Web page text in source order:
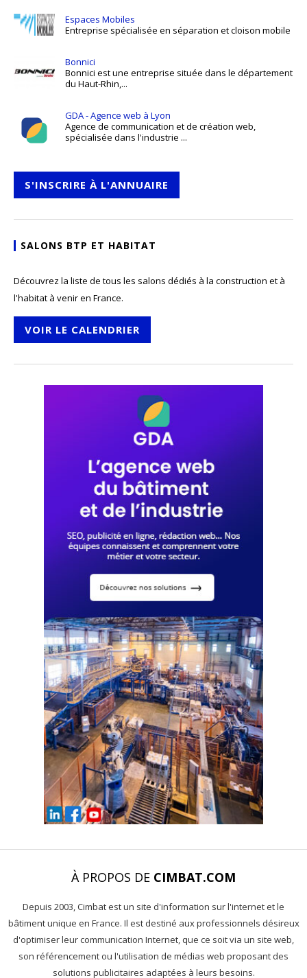
Espaces Mobiles
Entreprise spécialisée en séparation et cloison mobile
Bonnici
Bonnici est une entreprise située dans le département
du Haut-Rhin,...
GDA - Agence web à Lyon
Agence de communication et de création web,
spécialisée dans l'industrie ...
S'INSCRIRE À L'ANNUAIRE
SALONS BTP ET HABITAT
Découvrez la liste de tous les salons dédiés à la construction et à
l'habitat à venir en France.
VOIR LE CALENDRIER
À PROPOS DE CIMBAT.COM
Depuis 2003, Cimbat est un site d'information sur l'internet et le
bâtiment unique en France. Il est destiné aux professionnels désireux
d'optimiser leur communication Internet, que ce soit via un site web,
son référencement ou l'utilisation de médias web proposant des
solutions publicitaires adaptées à leurs besoins.